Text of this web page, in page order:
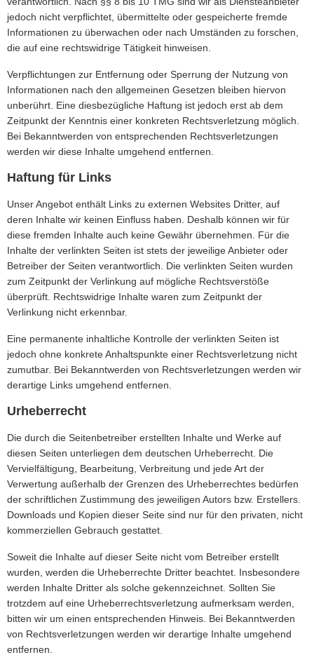
jedoch nicht verpflichtet, übermittelte oder gespeicherte fremde
Informationen zu überwachen oder nach Umständen zu forschen,
die auf eine rechtswidrige Tätigkeit hinweisen.
Verpflichtungen zur Entfernung oder Sperrung der Nutzung von
Informationen nach den allgemeinen Gesetzen bleiben hiervon
unberührt. Eine diesbezügliche Haftung ist jedoch erst ab dem
Zeitpunkt der Kenntnis einer konkreten Rechtsverletzung möglich.
Bei Bekanntwerden von entsprechenden Rechtsverletzungen
werden wir diese Inhalte umgehend entfernen.
Haftung für Links
Unser Angebot enthält Links zu externen Websites Dritter, auf
deren Inhalte wir keinen Einfluss haben. Deshalb können wir für
diese fremden Inhalte auch keine Gewähr übernehmen. Für die
Inhalte der verlinkten Seiten ist stets der jeweilige Anbieter oder
Betreiber der Seiten verantwortlich. Die verlinkten Seiten wurden
zum Zeitpunkt der Verlinkung auf mögliche Rechtsverstöße
überprüft. Rechtswidrige Inhalte waren zum Zeitpunkt der
Verlinkung nicht erkennbar.
Eine permanente inhaltliche Kontrolle der verlinkten Seiten ist
jedoch ohne konkrete Anhaltspunkte einer Rechtsverletzung nicht
zumutbar. Bei Bekanntwerden von Rechtsverletzungen werden wir
derartige Links umgehend entfernen.
Urheberrecht
Die durch die Seitenbetreiber erstellten Inhalte und Werke auf
diesen Seiten unterliegen dem deutschen Urheberrecht. Die
Vervielfältigung, Bearbeitung, Verbreitung und jede Art der
Verwertung außerhalb der Grenzen des Urheberrechtes bedürfen
der schriftlichen Zustimmung des jeweiligen Autors bzw. Erstellers.
Downloads und Kopien dieser Seite sind nur für den privaten, nicht
kommerziellen Gebrauch gestattet.
Soweit die Inhalte auf dieser Seite nicht vom Betreiber erstellt
wurden, werden die Urheberrechte Dritter beachtet. Insbesondere
werden Inhalte Dritter als solche gekennzeichnet. Sollten Sie
trotzdem auf eine Urheberrechtsverletzung aufmerksam werden,
bitten wir um einen entsprechenden Hinweis. Bei Bekanntwerden
von Rechtsverletzungen werden wir derartige Inhalte umgehend
entfernen.